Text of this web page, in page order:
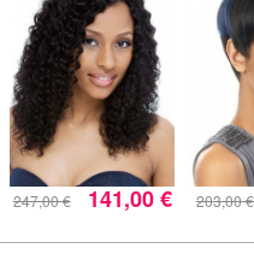
247,00 € 141,00 € 203,00 €